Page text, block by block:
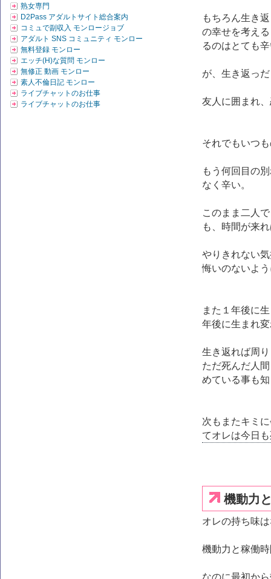
熟女専門
D2Pass アダルトサイト総合案内
コミュで副収入 モンロージョブ
アダルト SNS コミュニティ モンロー
無料登録 モンロー
エッチ(H)な質問 モンロー
無修正 動画 モンロー
素人不倫日記 モンロー
ライブチャットのお仕事
ライブチャットのお仕事
もちろん生き
の幸せを考え
るのはとても
が、生き返っ
友人に囲まれ
それでもいつ
もう何回目の
なく辛い。
このまま二人
も、時間が来
やりきれない
悔いのないよ
また１年後に
年後に生まれ
生き返れば周
ただ死んだ人
めている事も
次もまたキミ
てオレは今日
機動力
オレの持ち味
機動力と稼働
なのに最初か